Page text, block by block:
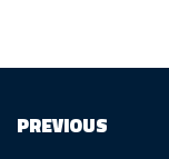
PREVIOUS